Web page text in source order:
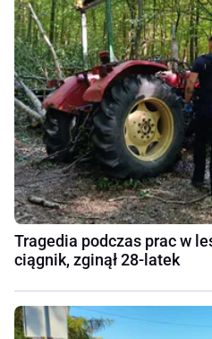
Tragedia podczas prac w
ciągnik, zginął 28-latek